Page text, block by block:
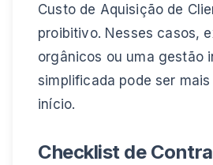
Custo de Aquisição de
proibitivo. Nesses casos,
orgânicos ou uma gestão
simplificada pode ser
início.
Checklist de